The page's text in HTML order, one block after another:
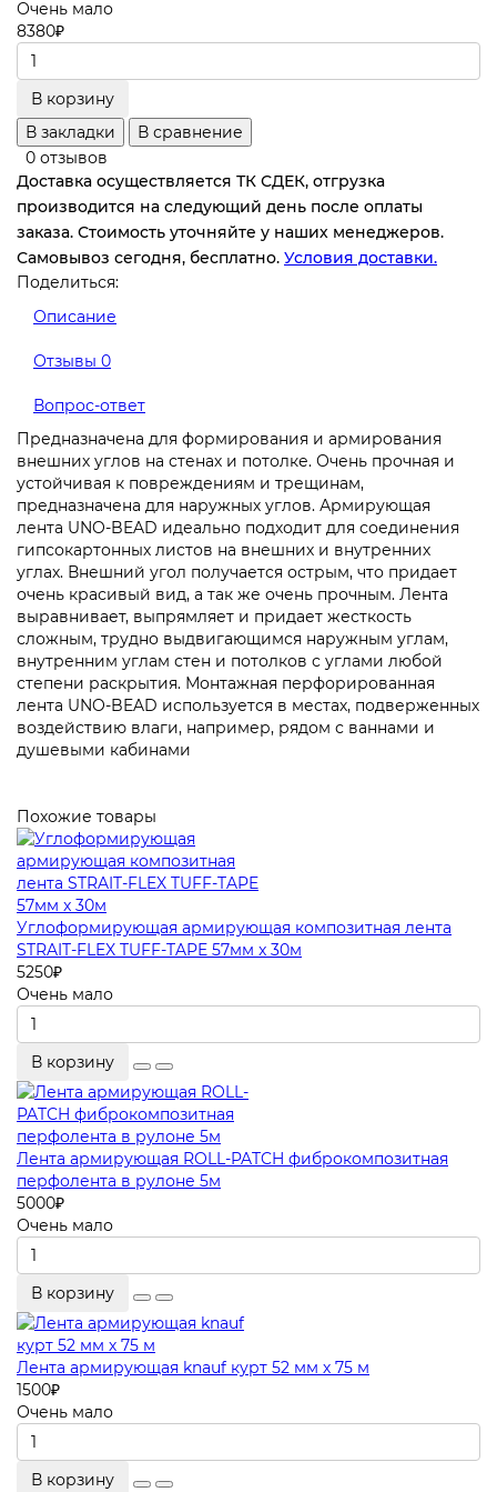
Очень мало
8380₽
В корзину
В закладки
В сравнение
0 отзывов
Доставка осуществляется ТК СДЕК, отгрузка
производится на следующий день после оплаты
заказа. Стоимость уточняйте у наших менеджеров.
Самовывоз сегодня, бесплатно. Условия доставки.
Поделиться:
Описание
Отзывы 0
Вопрос-ответ
Предназначена для формирования и армирования
внешних углов на стенах и потолке. Очень прочная и
устойчивая к повреждениям и трещинам,
предназначена для наружных углов. Армирующая
лента UNO-BEAD идеально подходит для соединения
гипсокартонных листов на внешних и внутренних
углах. Внешний угол получается острым, что придает
очень красивый вид, а так же очень прочным. Лента
выравнивает, выпрямляет и придает жесткость
сложным, трудно выдвигающимся наружным углам,
внутренним углам стен и потолков с углами любой
степени раскрытия. Монтажная перфорированная
лента UNO-BEAD используется в местах, подверженных
воздействию влаги, например, рядом с ваннами и
душевыми кабинами
Похожие товары
Углоформирующая армирующая композитная лента
STRAIT-FLEX TUFF-TAPE 57мм x 30м
5250₽
Очень мало
В корзину
Лента армирующая ROLL-PATCH фиброкомпозитная
перфолента в рулоне 5м
5000₽
Очень мало
В корзину
Лента армирующая knauf курт 52 мм х 75 м
1500₽
Очень мало
В корзину